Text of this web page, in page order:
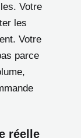
Votre
les
Votre
parce
réelle